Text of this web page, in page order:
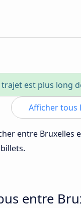
est plus long
Afficher tous
entre Bruxelles
entre